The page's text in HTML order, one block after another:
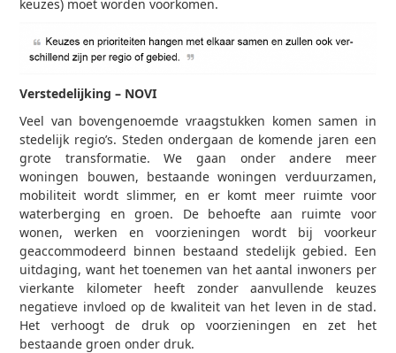
keuzes) moet worden voorkomen.
Verstedelijking – NOVI
Veel van bovengenoemde vraagstukken komen samen in
stedelijk regio’s. Steden ondergaan de komende jaren een
grote transformatie. We gaan onder andere meer
woningen bouwen, bestaande woningen verduurzamen,
mobiliteit wordt slimmer, en er komt meer ruimte voor
waterberging en groen. De behoefte aan ruimte voor
wonen, werken en voorzieningen wordt bij voorkeur
geaccommodeerd binnen bestaand stedelijk gebied. Een
uitdaging, want het toenemen van het aantal inwoners per
vierkante kilometer heeft zonder aanvullende keuzes
negatieve invloed op de kwaliteit van het leven in de stad.
Het verhoogt de druk op voorzieningen en zet het
bestaande groen onder druk.